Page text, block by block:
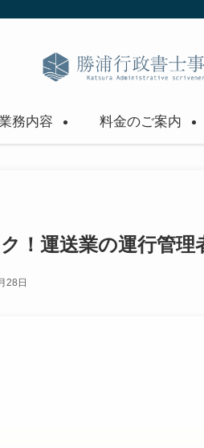
務内容 料金のご案内
！運送業の運行管
28日